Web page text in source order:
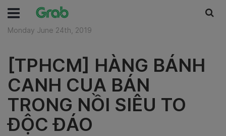
Monday June 24th, 2019
[TPHCM] HÀNG BÁNH
CANH CUA BÁN
TRONG NỒI SIÊU TO
ĐỘC ĐÁO